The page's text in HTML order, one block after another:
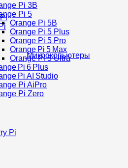
Микрокопьютеры
Pi 3B
Pi 5
Orange Pi 5B
Orange Pi 5 Plus
Orange Pi 5 Pro
Orange Pi 5 Max
Orange Pi 5 Ultra
Pi 6 Plus
Pi AI Studio
Pi AiPro
Pi Zero
Pi